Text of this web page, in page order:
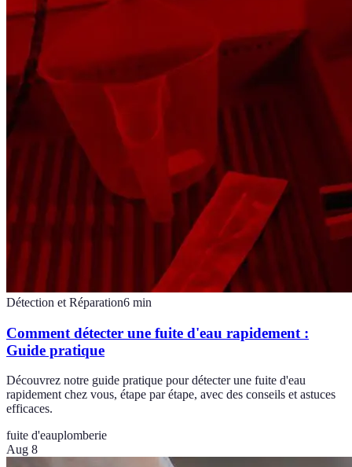
Détection et Réparation6 min
Comment détecter une fuite d'eau rapidement :
Guide pratique
Découvrez notre guide pratique pour détecter une fuite d'eau
rapidement chez vous, étape par étape, avec des conseils et astuces
efficaces.
fuite d'eauplomberie
Aug 8